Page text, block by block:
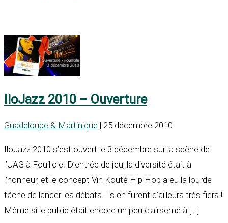
IloJazz 2010 – Ouverture
Guadeloupe & Martinique | 25 décembre 2010
IloJazz 2010 s’est ouvert le 3 décembre sur la scène de
l’UAG à Fouillole. D’entrée de jeu, la diversité était à
l’honneur, et le concept Vin Kouté Hip Hop a eu la lourde
tâche de lancer les débats. Ils en furent d’ailleurs très fiers !
Même si le public était encore un peu clairsemé à […]